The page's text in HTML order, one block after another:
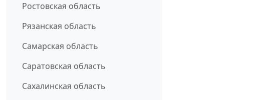
Ростовская область
Рязанская область
Самарская область
Саратовская область
Сахалинская область